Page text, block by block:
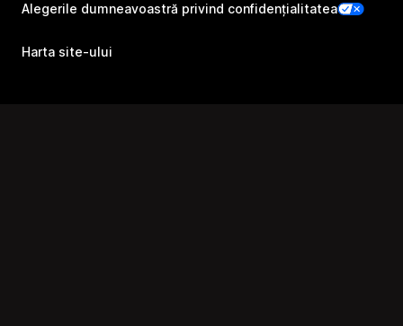
Alegerile dumneavoastră privind confidențialitatea
Harta site-ului